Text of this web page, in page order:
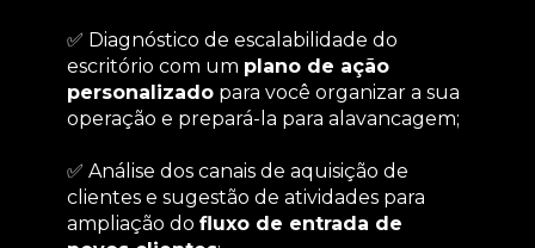
✅ Diagnóstico de escalabilidade do
escritório com um plano de ação
personalizado para você organizar a sua
operação e prepará-la para alavancagem;
✅ Análise dos canais de aquisição de
clientes e sugestão de atividades para
ampliação do fluxo de entrada de